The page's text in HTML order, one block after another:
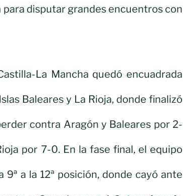
para disputar grandes encuentros con
La Mancha quedó encuadrada
Baleares y La Rioja, donde finalizó
contra Aragón y Baleares por 2-
por 7-0. En la fase final, el equipo
a la 12ª posición, donde cayó ante